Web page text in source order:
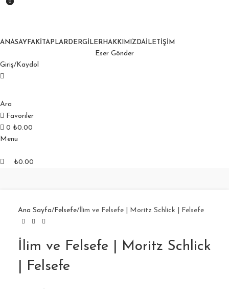
ANASAYFA KITAPLAR DERGILER HAKKIMIZDA İLETIŞIM
Eser Gönder
Giriş/Kaydol
Ara
Favoriler
0 ₺0.00
Menu
0
₺0.00
Ana Sayfa Felsefe İlim ve Felsefe | Moritz Schlick | Felsefe
İlim ve Felsefe | Moritz Schlick
| Felsefe
0